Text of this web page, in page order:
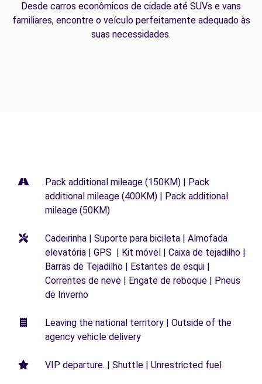
Desde carros econômicos de cidade até SUVs e vans
familiares, encontre o veículo perfeitamente adequado às
suas necessidades.
Pack additional mileage (150KM) | Pack
additional mileage (400KM) | Pack additional
mileage (50KM)
Cadeirinha | Suporte para bicileta | Almofada
elevatória | GPS | Kit móvel | Caixa de tejadilho |
Barras de Tejadilho | Estantes de esqui |
Correntes de neve | Engate de reboque | Pneus
de Inverno
Leaving the national territory | Outside of the
agency vehicle delivery
VIP departure. | Shuttle | Unrestricted fuel